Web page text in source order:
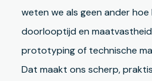
weten we als geen ander hoe
doorlooptijd en maatvastheid
prototyping of technische
Dat maakt ons scherp,